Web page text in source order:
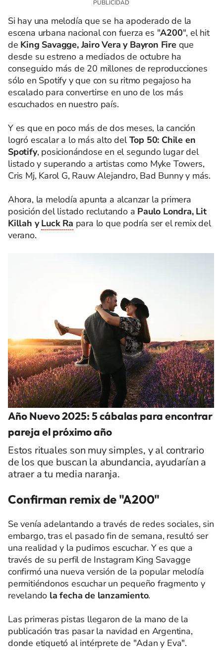
Si hay una melodía que se ha apoderado de la
escena urbana nacional con fuerza es "A200", el hit
de King Savagge, Jairo Vera y Bayron Fire que
desde su estreno a mediados de octubre ha
conseguido más de 20 millones de reproducciones
sólo en Spotify y que con su ritmo pegajoso ha
escalado para convertirse en uno de los más
escuchados en nuestro país.
Y es que en poco más de dos meses, la canción
logró escalar a lo más alto delTop 50: Chile en
Spotify, posicionándose en el segundo lugar del
listado y superando a artistas como Myke Towers,
Cris Mj, Karol G, Rauw Alejandro, Bad Bunny y más.
Ahora, la melodía apunta a alcanzar la primera
posición del listado reclutando a Paulo Londra, Lit
Killah yLuck Ra para lo que podría ser el remix del
verano.
Año Nuevo 2025: 5 cábalas para encontrar
pareja el próximo año
Estos rituales son muy simples, y al contrario
de los que buscan la abundancia, ayudarían a
atraer a tu media naranja.
Confirman remix de "A200"
Se venía adelantando a través de redes sociales, sin
embargo, tras el pasado fin de semana, resultó ser
una realidad y la pudimos escuchar. Y es que a
través de su perfil de Instagram King Savagge
confirmó una nueva versión de la popular melodía
permitiéndonos escuchar un pequeño fragmento y
revelando la fecha de lanzamiento.
Las primeras pistas llegaron de la mano de la
publicación tras pasar la navidad en Argentina,
donde etiquetó al intérprete de "Adan y Eva".